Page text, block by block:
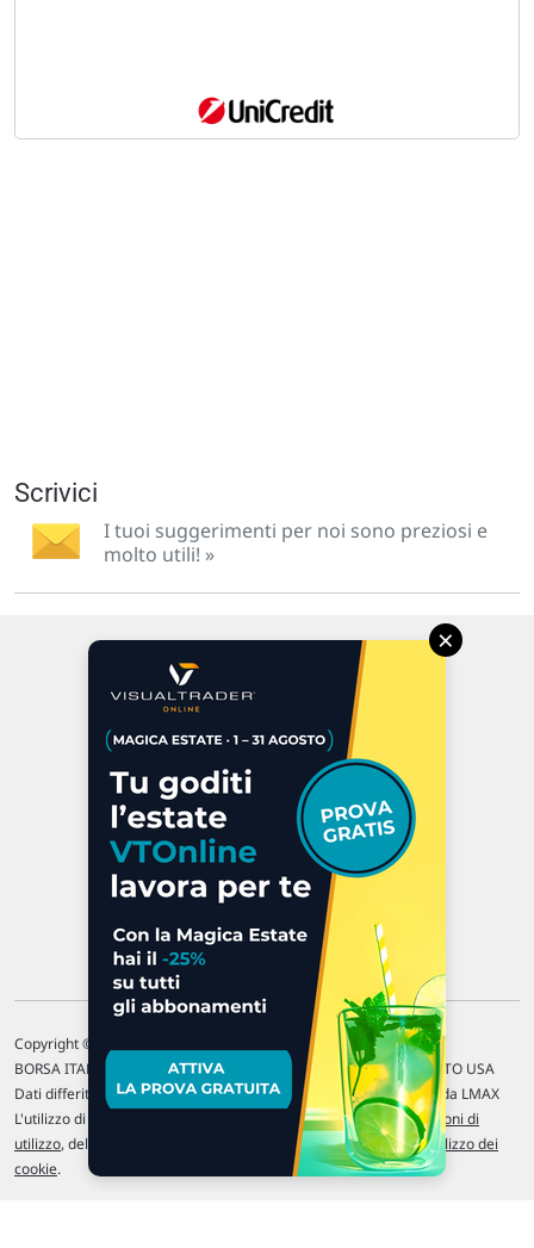
Scrivici
I tuoi suggerimenti per noi sono preziosi e
molto utili! »
Via Macanno, 38/A
P.IVA 02 452 460 401
Chi siamo
Commenti e segnalazioni
Contattaci
Copyright © 1996-2026 Traderlink Italia s.r.l.
BORSA ITALIANA Quotazioni di borsa differite di 15 min. / MERCATO USA
Dati differiti di 15 min. (fonte Intrinio) / FOREX Quotazioni fornite da LMAX
L'utilizzo di questo sito implica l'accettazione delle nostreCondizioni di
utilizzo, del Politiche sulla privacye dell'Utilizzo dei
cookie.
×